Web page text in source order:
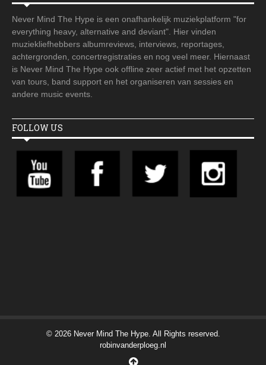
Never Mind The Hype is een onafhankelijk muziekplatform "for
everything heavy, alternative and deviant". Hier vinden
muziekliefhebbers albumreviews, interviews, reportages,
achtergronden, concertregistraties en nog veel meer. Hiernaast
is Never Mind The Hype ook offline zeer actief met het opzetten
van tours, band support en het organiseren van sessies en
andere music events.
FOLLOW US
© 2026 Never Mind The Hype. All Rights reserved.
robinvanderploeg.nl